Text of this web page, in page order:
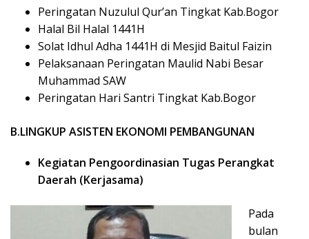
Peringatan Nuzulul Qur’an Tingkat Kab.Bogor
Halal Bil Halal 1441H
Solat Idhul Adha 1441H di Mesjid Baitul Faizin
Pelaksanaan Peringatan Maulid Nabi Besar
Muhammad SAW
Peringatan Hari Santri Tingkat Kab.Bogor
B.LINGKUP ASISTEN EKONOMI PEMBANGUNAN
Kegiatan Pengoordinasian Tugas Perangkat
Daerah (Kerjasama)
Pada
bulan